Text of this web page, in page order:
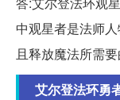
中观星者是法师
且释放魔法所需
艾尔登法环勇